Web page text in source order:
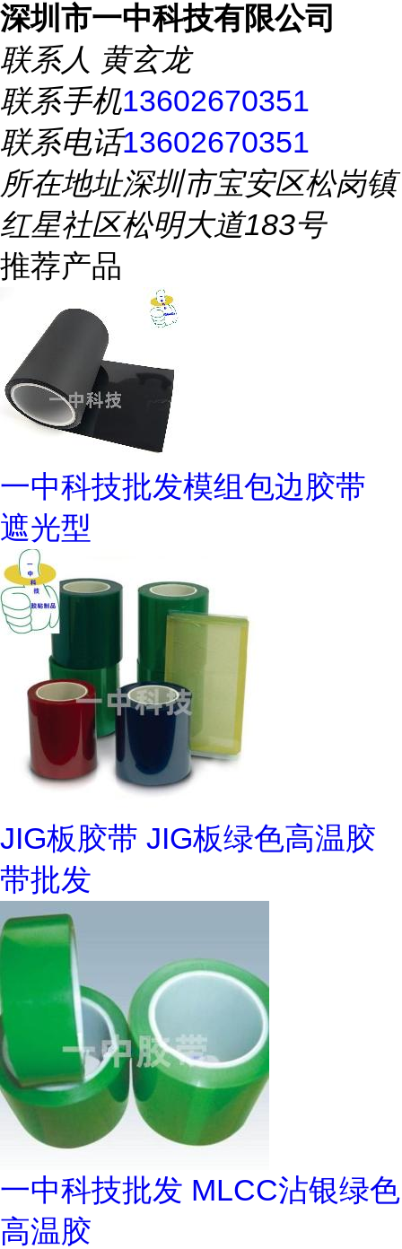
深圳市一中科技有限公司
联系人 黄玄龙
联系手机13602670351
联系电话13602670351
所在地址深圳市宝安区松岗镇
红星社区松明大道183号
推荐产品
一中科技批发模组包边胶带
遮光型
JIG板胶带 JIG板绿色高温胶
带批发
一中科技批发 MLCC沾银绿色
高温胶